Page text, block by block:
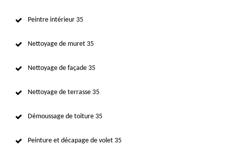
Peintre intérieur 35
Nettoyage de muret 35
Nettoyage de façade 35
Nettoyage de terrasse 35
Démoussage de toiture 35
Peinture et décapage de volet 35